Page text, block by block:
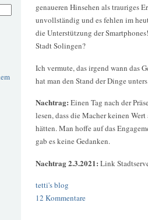
genaueren Hinsehen als trauriges
unvollständig und es fehlen im
die Unterstützung der
Stadt Solingen?
Ich vermute, das irgend wann das
hat man den Stand der Dinge
Nachtrag: Einen Tag nach der
lesen, dass die Macher keinen
hätten. Man hoffe auf das
gab es keine Gedanken.
Nachtrag 2.3.2021: Link
tetti's blog
12 Kommentare